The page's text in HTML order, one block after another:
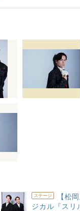
ステージ
【松
ジカル『スリ